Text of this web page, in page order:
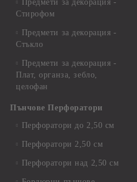
Предмети за декорация -
Стирофом
Предмети за декорация -
Стъкло
Предмети за декорация -
Плат, органза, зебло,
целофан
Пънчове Перфоратори
Перфоратори до 2,50 см
Перфоратори 2,50 см
Перфоратори над 2,50 см